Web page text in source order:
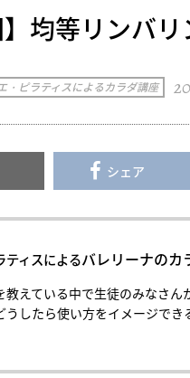
】均等リンバ
・ピラティスによるカラダ講座
シェア
ティスによるバレリーナのカ
教えている中で生徒のみなさ
うしたら使い方をイメージで